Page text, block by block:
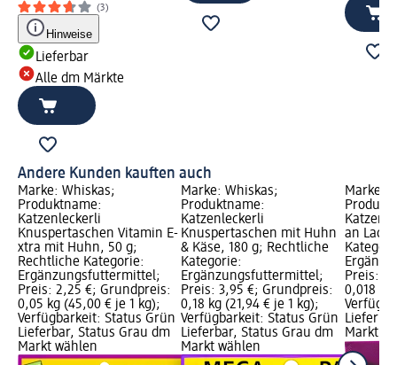
(3)
Hinweise
Lieferbar
Alle dm Märkte
Andere Kunden kauften auch
Marke: Whiskas;
Produktname:
Katzenleckerli
Knuspertaschen Vitamin E-
xtra mit Huhn, 50 g;
Rechtliche Kategorie:
Ergänzungsfuttermittel;
Preis: 2,25 €; Grundpreis:
0,05 kg (45,00 € je 1 kg);
Verfügbarkeit: Status Grün
Lieferbar, Status Grau dm
Markt wählen
Marke: Whiskas;
Produktname:
Katzenleckerli
Knuspertaschen mit Huhn
& Käse, 180 g; Rechtliche
Kategorie:
Ergänzungsfuttermittel;
Preis: 3,95 €; Grundpreis:
0,18 kg (21,94 € je 1 kg);
Verfügbarkeit: Status Grün
Lieferbar, Status Grau dm
Markt wählen
Marke:
an
Preis:
0,018 kg
Markt